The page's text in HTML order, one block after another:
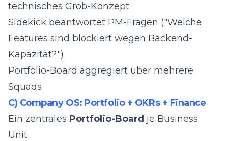
technisches Grob-Konzept
Sidekick beantwortet PM-Fragen ("Welche
Features sind blockiert wegen Backend-
Kapazität?")
Portfolio-Board aggregiert über mehrere
Squads
C) Company OS: Portfolio + OKRs + Finance
Ein zentrales Portfolio-Board je Business
Unit